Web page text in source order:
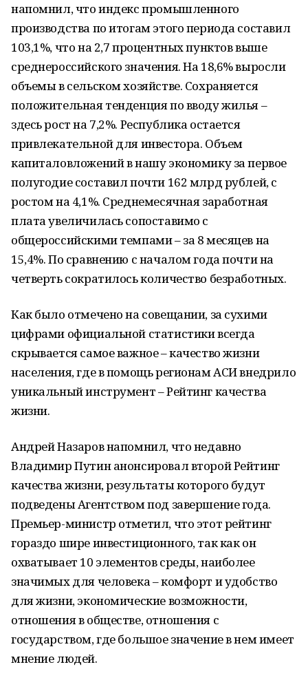
напомнил, что индекс промышленного
производства по итогам этого периода составил
103,1%, что на 2,7 процентных пунктов выше
среднероссийского значения. На 18,6% выросли
объемы в сельском хозяйстве. Сохраняется
положительная тенденция по вводу жилья –
здесь рост на 7,2%. Республика остается
привлекательной для инвестора. Объем
капиталовложений в нашу экономику за первое
полугодие составил почти 162 млрд рублей, с
ростом на 4,1%. Среднемесячная заработная
плата увеличилась сопоставимо с
общероссийскими темпами – за 8 месяцев на
15,4%. По сравнению с началом года почти на
четверть сократилось количество безработных.
Как было отмечено на совещании, за сухими
цифрами официальной статистики всегда
скрывается самое важное – качество жизни
населения, где в помощь регионам АСИ внедрило
уникальный инструмент – Рейтинг качества
жизни.
Андрей Назаров напомнил, что недавно
Владимир Путин анонсировал второй Рейтинг
качества жизни, результаты которого будут
подведены Агентством под завершение года.
Премьер-министр отметил, что этот рейтинг
гораздо шире инвестиционного, так как он
охватывает 10 элементов среды, наиболее
значимых для человека – комфорт и удобство
для жизни, экономические возможности,
отношения в обществе, отношения с
государством, где большое значение в нем имеет
мнение людей.